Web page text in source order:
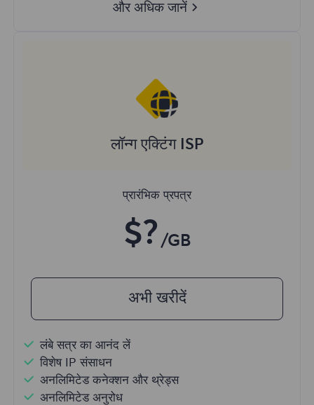
और अधिक जानें
लॉन्ग एक्टिंग ISP
प्रारंभिक प्रपत्र
$? /GB
अभी खरीदें
लंबे सत्र का आनंद लें
विशेष IP संसाधन
अनलिमिटेड कनेक्शन और थ्रेड्स
अनलिमिटेड अनुरोध